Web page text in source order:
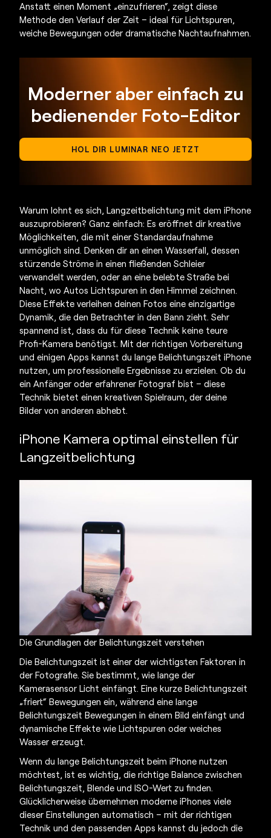
Anstatt einen Moment „einzufrieren“, zeigt diese
Methode den Verlauf der Zeit – ideal für Lichtspuren,
weiche Bewegungen oder dramatische Nachtaufnahmen.
Moderner aber einfach zu
bedienender Foto-Editor
HOL DIR LUMINAR NEO JETZT
Warum lohnt es sich,Langzeitbelichtung mit dem iPhone
auszuprobieren? Ganz einfach: Es eröffnet dir kreative
Möglichkeiten, die mit einer Standardaufnahme
unmöglich sind. Denken dir an einen Wasserfall, dessen
stürzende Ströme in einen fließenden Schleier
verwandelt werden, oder an eine belebte Straße bei
Nacht, wo Autos Lichtspuren in den Himmel zeichnen.
Diese Effekte verleihen deinen Fotos eine einzigartige
Dynamik, die den Betrachter in den Bann zieht. Sehr
spannend ist, dass du für diese Technik keine teure
Profi-Kamera benötigst. Mit der richtigen Vorbereitung
und einigen Apps kannst dulange Belichtungszeit iPhone
nutzen, um professionelle Ergebnisse zu erzielen. Ob du
ein Anfänger oder erfahrener Fotograf bist – diese
Technik bietet einen kreativen Spielraum, der deine
Bilder von anderen abhebt.
iPhone Kamera optimal einstellen für
Langzeitbelichtung
Die Grundlagen der Belichtungszeit verstehen
Die Belichtungszeit ist einer der wichtigsten Faktoren in
der Fotografie. Sie bestimmt, wie lange der
Kamerasensor Licht einfängt. Eine kurze Belichtungszeit
„friert“ Bewegungen ein, während eine lange
Belichtungszeit Bewegungen in einem Bild einfängt und
dynamische Effekte wie Lichtspuren oder weiches
Wasser erzeugt.
Wenn dulange Belichtungszeit beim iPhonenutzen
möchtest, ist es wichtig, die richtige Balance zwischen
Belichtungszeit, Blende und ISO-Wert zu finden.
Glücklicherweise übernehmen moderne iPhones viele
dieser Einstellungen automatisch – mit der richtigen
Technik und den passenden Apps kannst du jedoch die